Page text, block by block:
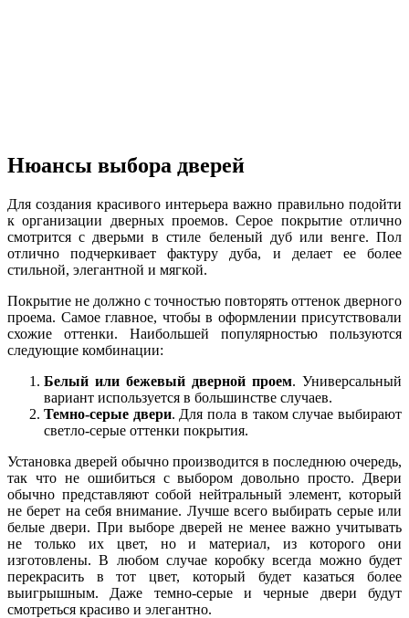
Нюансы выбора дверей
Для создания красивого интерьера важно правильно подойти
к организации дверных проемов. Серое покрытие отлично
смотрится с дверьми в стиле беленый дуб или венге. Пол
отлично подчеркивает фактуру дуба, и делает ее более
стильной, элегантной и мягкой.
Покрытие не должно с точностью повторять оттенок дверного
проема. Самое главное, чтобы в оформлении присутствовали
схожие оттенки. Наибольшей популярностью пользуются
следующие комбинации:
Белый или бежевый дверной проем. Универсальный
вариант используется в большинстве случаев.
Темно-серые двери. Для пола в таком случае выбирают
светло-серые оттенки покрытия.
Установка дверей обычно производится в последнюю очередь,
так что не ошибиться с выбором довольно просто. Двери
обычно представляют собой нейтральный элемент, который
не берет на себя внимание. Лучше всего выбирать серые или
белые двери. При выборе дверей не менее важно учитывать
не только их цвет, но и материал, из которого они
изготовлены. В любом случае коробку всегда можно будет
перекрасить в тот цвет, который будет казаться более
выигрышным. Даже темно-серые и черные двери будут
смотреться красиво и элегантно.